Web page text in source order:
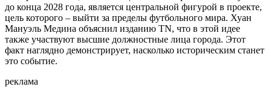
до конца 2028 года, является центральной фигурой в проекте,
цель которого – выйти за пределы футбольного мира. Хуан
Мануэль Медина объяснил изданию TN, что в этой идее
также участвуют высшие должностные лица города. Этот
факт наглядно демонстрирует, насколько историческим станет
это событие.
реклама